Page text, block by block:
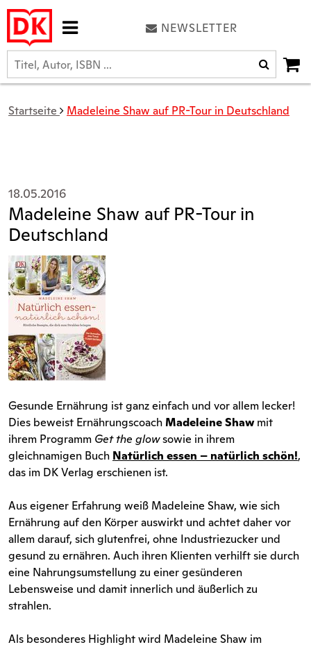
NEWSLETTER
Startseite Madeleine Shaw auf PR-Tour in Deutschland
18.05.2016
Madeleine Shaw auf PR-Tour in
Deutschland
Gesunde Ernährung ist ganz einfach und vor allem lecker!
Dies beweist Ernährungscoach Madeleine Shawmit
ihrem Programm Get the glowsowie in ihrem
gleichnamigen Buch Natürlich essen – natürlich schön!,
das im DK Verlag erschienen ist.
Aus eigener Erfahrung weiß Madeleine Shaw, wie sich
Ernährung auf den Körper auswirkt und achtet daher vor
allem darauf, sich glutenfrei, ohne Industriezucker und
gesund zu ernähren. Auch ihren Klienten verhilft sie durch
eine Nahrungsumstellung zu einer gesünderen
Lebensweise und damit innerlich und äußerlich zu
strahlen.
Als besonderes Highlight wird Madeleine Shaw im